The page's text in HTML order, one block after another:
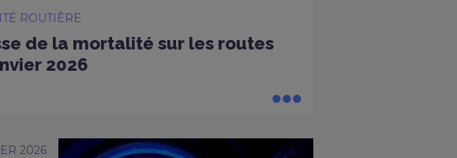
ROUTIÈRE
de la mortalité sur les routes
2026
2026